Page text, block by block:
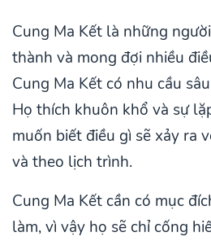
Cung Ma Kết là những
thành và mong đợi nhiều
Cung Ma Kết có nhu cầu
Họ thích khuôn khổ và sự
muốn biết điều gì sẽ xảy ra
và theo lịch trình.
Cung Ma Kết cần có mục
làm, vì vậy họ sẽ chỉ cống